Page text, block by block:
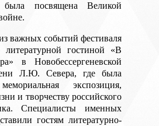
посвящена Великой
важных событий фестиваля
литературной гостиной «В
в Новобессергеневской
Л.Ю. Севера, где была
экспозиция,
и творчеству российского
Специалисты именных
гостям литературно-